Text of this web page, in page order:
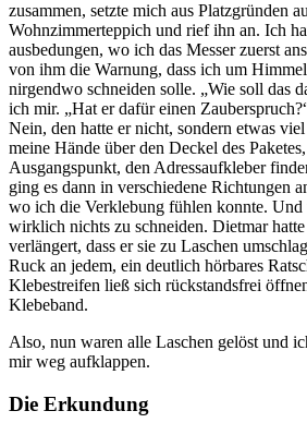
zusammen, setzte mich aus Platzgründen
Wohnzimmerteppich und rief ihn an. Ich
ausbedungen, wo ich das Messer zuerst
von ihm die Warnung, dass ich um
nirgendwo schneiden solle. „Wie soll das
ich mir. „Hat er dafür einen
Nein, den hatte er nicht, sondern etwas
meine Hände über den Deckel des
Ausgangspunkt, den Adressaufkleber
ging es dann in verschiedene Richtungen
wo ich die Verklebung fühlen konnte. Und
wirklich nichts zu schneiden. Dietmar
verlängert, dass er sie zu Laschen
Ruck an jedem, ein deutlich hörbares
Klebestreifen ließ sich rückstandsfrei
Klebeband.
Also, nun waren alle Laschen gelöst und
mir weg aufklappen.
Die Erkundung